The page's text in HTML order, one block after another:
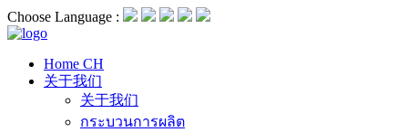
Choose Language :
Home CH
关于我们
关于我们
กระบวนการผลิต